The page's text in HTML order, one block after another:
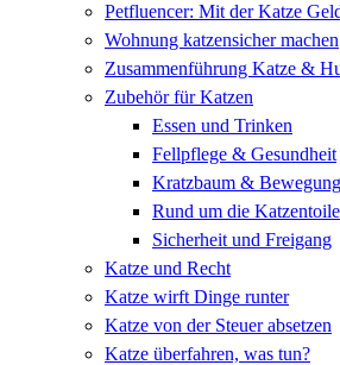
Petfluencer: Mit der Katze
Wohnung katzensicher machen
Zusammenführung Katze &
Zubehör für Katzen
Essen und Trinken
Fellpflege & Gesundheit
Kratzbaum &
Rund um die
Sicherheit und Freigang
Katze und Recht
Katze wirft Dinge runter
Katze von der Steuer absetzen
Katze überfahren, was tun?